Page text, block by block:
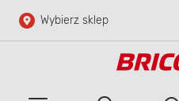
Przejdź do głównej
Wybierz sklep